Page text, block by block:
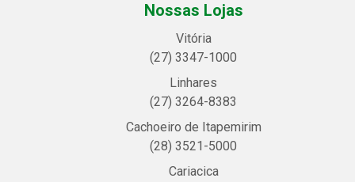
Nossas Lojas
Vitória
(27) 3347-1000
Linhares
(27) 3264-8383
Cachoeiro de Itapemirim
(28) 3521-5000
Cariacica